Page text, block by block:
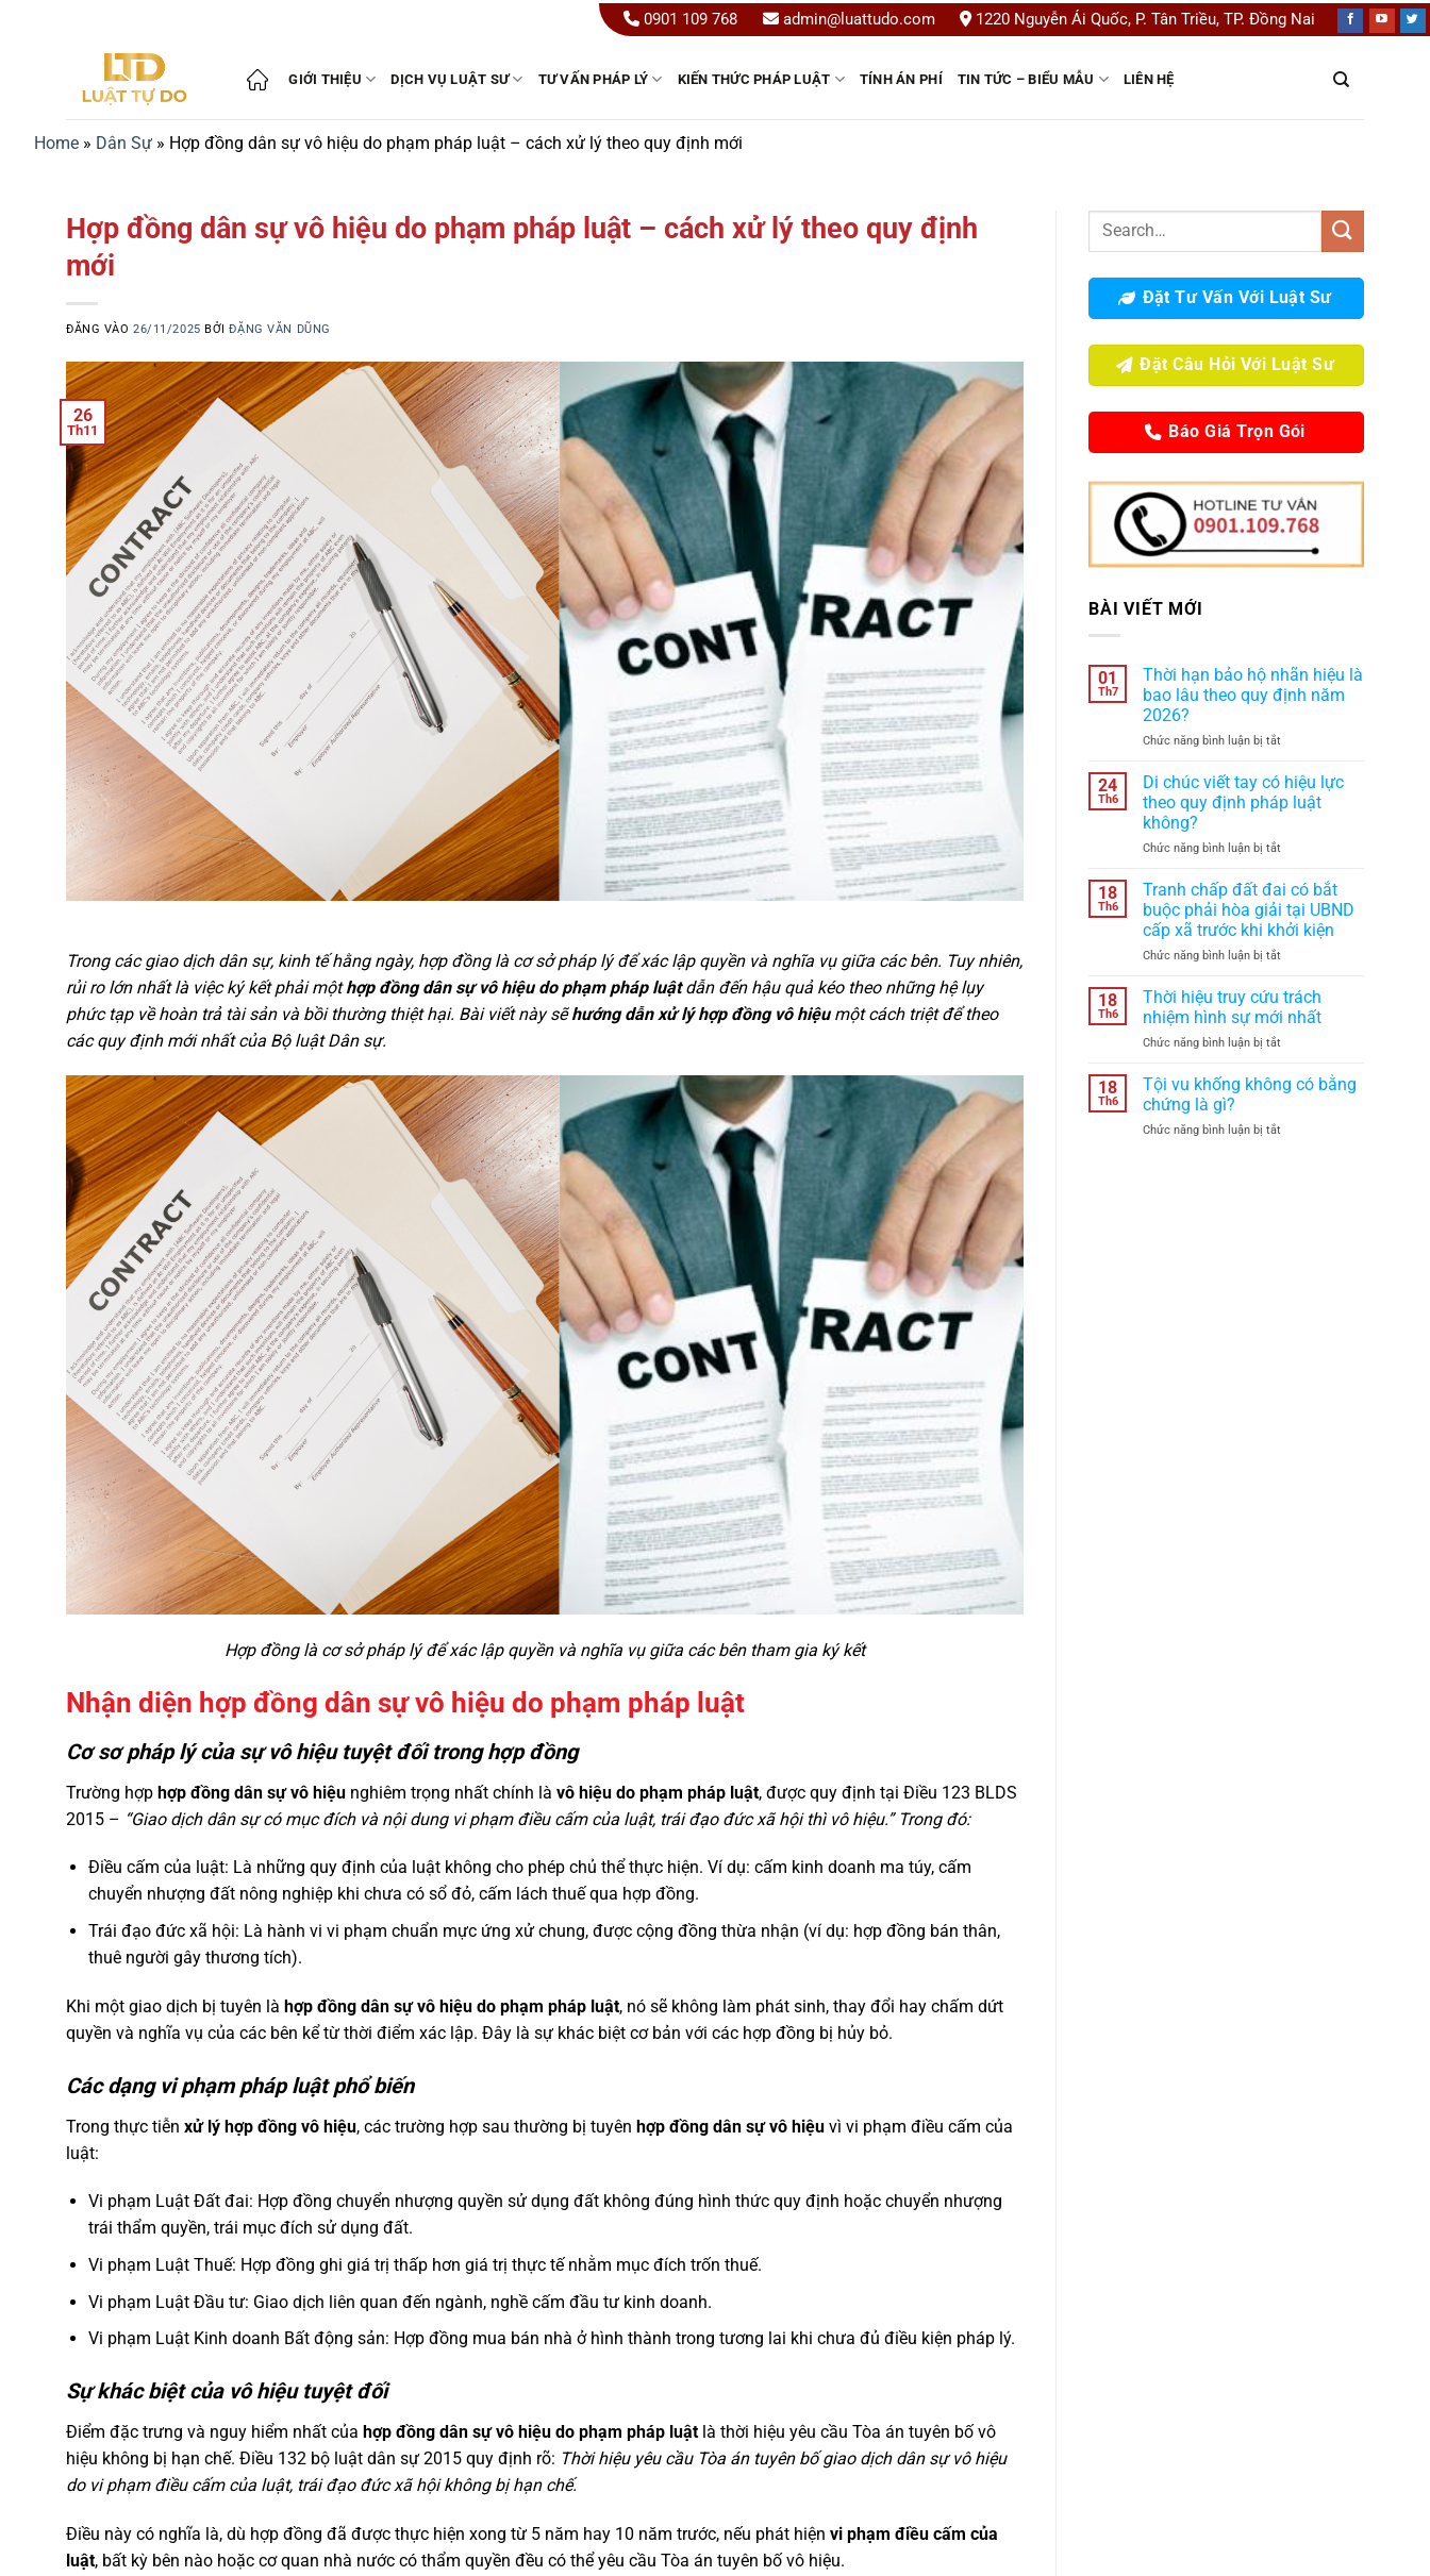
0901 109 768 admin@luattudo.com 1220 Nguyễn Ái Quốc, P. Tân Triều, TP. Đồng Nai
GIỚI THIỆU DỊCH VỤ LUẬT SƯ TƯ VẤN PHÁP LÝ KIẾN THỨC PHÁP LUẬT TÍNH ÁN PHÍ TIN TỨC – BIỂU MẪU LIÊN HỆ
Home » Dân Sự » Hợp đồng dân sự vô hiệu do phạm pháp luật – cách xử lý theo quy định mới
Hợp đồng dân sự vô hiệu do phạm pháp luật – cách xử lý theo quy định
mới
ĐĂNG VÀO26/11/2025 BỞIĐẶNG VĂN DŨNG
26
Th11
Trong các giao dịch dân sự, kinh tế hằng ngày, hợp đồng là cơ sở pháp lý để xác lập quyền và nghĩa vụ giữa các bên. Tuy nhiên,
rủi ro lớn nhất là việc ký kết phải mộthợp đồng dân sự vô hiệu do phạm pháp luậtdẫn đến hậu quả kéo theo những hệ lụy
phức tạp về hoàn trả tài sản và bồi thường thiệt hại. Bài viết này sẽhướng dẫn xử lý hợp đồng vô hiệu một cách triệt để theo
các quy định mới nhất của Bộ luật Dân sự.
Hợp đồng là cơ sở pháp lý để xác lập quyền và nghĩa vụ giữa các bên tham gia ký kết
Nhận diện hợp đồng dân sự vô hiệu do phạm pháp luật
Cơ sơ pháp lý của sự vô hiệu tuyệt đối trong hợp đồng
Trường hợp hợp đồng dân sự vô hiệu nghiêm trọng nhất chính là vô hiệu do phạm pháp luật, được quy định tại Điều 123 BLDS
2015 – “Giao dịch dân sự có mục đích và nội dung vi phạm điều cấm của luật, trái đạo đức xã hội thì vô hiệu.” Trong đó:
Điều cấm của luật: Là những quy định của luật không cho phép chủ thể thực hiện. Ví dụ: cấm kinh doanh ma túy, cấm
chuyển nhượng đất nông nghiệp khi chưa có sổ đỏ, cấm lách thuế qua hợp đồng.
Trái đạo đức xã hội: Là hành vi vi phạm chuẩn mực ứng xử chung, được cộng đồng thừa nhận (ví dụ: hợp đồng bán thân,
thuê người gây thương tích).
Khi một giao dịch bị tuyên là hợp đồng dân sự vô hiệu do phạm pháp luật, nó sẽ không làm phát sinh, thay đổi hay chấm dứt
quyền và nghĩa vụ của các bên kể từ thời điểm xác lập. Đây là sự khác biệt cơ bản với các hợp đồng bị hủy bỏ.
Các dạng vi phạm pháp luật phổ biến
Trong thực tiễn xử lý hợp đồng vô hiệu, các trường hợp sau thường bị tuyên hợp đồng dân sự vô hiệu vì vi phạm điều cấm của
luật:
Vi phạm Luật Đất đai: Hợp đồng chuyển nhượng quyền sử dụng đất không đúng hình thức quy định hoặc chuyển nhượng
trái thẩm quyền, trái mục đích sử dụng đất.
Vi phạm Luật Thuế: Hợp đồng ghi giá trị thấp hơn giá trị thực tế nhằm mục đích trốn thuế.
Vi phạm Luật Đầu tư: Giao dịch liên quan đến ngành, nghề cấm đầu tư kinh doanh.
Vi phạm Luật Kinh doanh Bất động sản: Hợp đồng mua bán nhà ở hình thành trong tương lai khi chưa đủ điều kiện pháp lý.
Sự khác biệt của vô hiệu tuyệt đối
Điểm đặc trưng và nguy hiểm nhất của hợp đồng dân sự vô hiệu do phạm pháp luật là thời hiệu yêu cầu Tòa án tuyên bố vô
hiệu không bị hạn chế. Điều 132 bộ luật dân sự 2015 quy định rõ: Thời hiệu yêu cầu Tòa án tuyên bố giao dịch dân sự vô hiệu
do vi phạm điều cấm của luật, trái đạo đức xã hội không bị hạn chế.
Điều này có nghĩa là, dù hợp đồng đã được thực hiện xong từ 5 năm hay 10 năm trước, nếu phát hiện vi phạm điều cấm của
luật, bất kỳ bên nào hoặc cơ quan nhà nước có thẩm quyền đều có thể yêu cầu Tòa án tuyên bố vô hiệu.
Đặt Tư Vấn Với Luật Sư
Đặt Câu Hỏi Với Luật Sư
Báo Giá Trọn Gói
BÀI VIẾT MỚI
01
Th7
Thời hạn bảo hộ nhãn hiệu là
bao lâu theo quy định năm
2026?
Chức năng bình luận bị tắtở
hạn
bảo
hộ
hiệu
bao
lâu
theo
quy
định
2026?
24
Th6
Di chúc viết tay có hiệu lực
theo quy định pháp luật
không?
Chức năng bình luận bị tắtở
chúc
viết
tay
có
hiệu
theo
quy
định
pháp
không?
18
Th6
Tranh chấp đất đai có bắt
buộc phải hòa giải tại UBND
cấp xã trước khi khởi kiện
Chức năng bình luận bị tắtở
chấp
đất
đai
có
buộc
giải
18
Th6
Thời hiệu truy cứu trách
nhiệm hình sự mới nhất
Chức năng bình luận bị tắtở
hiệu
truy
trách
18
Th6
Tội vu khống không có bằng
chứng là gì?
Chức năng bình luận bị tắtở